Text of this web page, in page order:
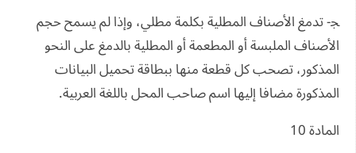
ﺠ- تدمغ الأصناف المطلية بكلمة مطلي، وإذا لم يسمح حجم
الأصناف الملبسة أو المطعمة أو المطلية بالدمغ على النحو
المذكور، تصحب كل قطعة منها ببطاقة تحميل البيانات
المذكورة مضافا إليها اسم صاحب المحل باللغة العربية.
المادة 10